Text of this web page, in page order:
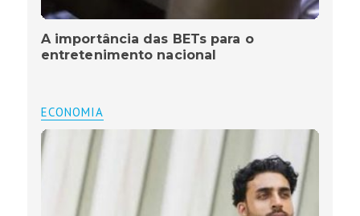
A importância das BETs para o
entretenimento nacional
ECONOMIA